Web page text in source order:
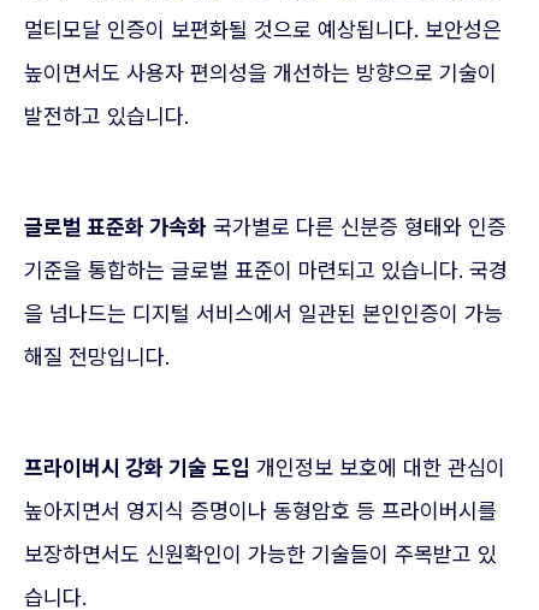
멀티모달 인증이 보편화될 것으로 예상됩니다. 보안성은
높이면서도 사용자 편의성을 개선하는 방향으로 기술이
발전하고 있습니다.
글로벌 표준화 가속화 국가별로 다른 신분증 형태와 인증
기준을 통합하는 글로벌 표준이 마련되고 있습니다. 국경
을 넘나드는 디지털 서비스에서 일관된 본인인증이 가능
해질 전망입니다.
프라이버시 강화 기술 도입 개인정보 보호에 대한 관심이
높아지면서 영지식 증명이나 동형암호 등 프라이버시를
보장하면서도 신원확인이 가능한 기술들이 주목받고 있
습니다.